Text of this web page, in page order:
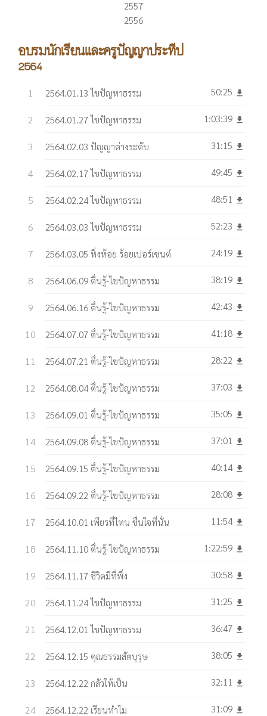
2557
2556
อบรมนักเรียนและครูปัญญาประทีป
2564
2564.01.13 ไขปัญหาธรรม 50:25 get_app
2564.01.27 ไขปัญหาธรรม 1:03:39 get_app
2564.02.03 ปัญญาต่างระดับ 31:15 get_app
2564.02.17 ไขปัญหาธรรม 49:45 get_app
2564.02.24 ไขปัญหาธรรม 48:51 get_app
2564.03.03 ไขปัญหาธรรม 52:23 get_app
2564.03.05 หิ่งห้อย ร้อยเปอร์เซนต์ 24:19 get_app
2564.06.09 ตื่นรู้-ไขปัญหาธรรม 38:19 get_app
2564.06.16 ตื่นรู้-ไขปัญหาธรรม 42:43 get_app
2564.07.07 ตื่นรู้-ไขปัญหาธรรม 41:18 get_app
2564.07.21 ตื่นรู้-ไขปัญหาธรรม 28:22 get_app
2564.08.04 ตื่นรู้-ไขปัญหาธรรม 37:03 get_app
2564.09.01 ตื่นรู้-ไขปัญหาธรรม 35:05 get_app
2564.09.08 ตื่นรู้-ไขปัญหาธรรม 37:01 get_app
2564.09.15 ตื่นรู้-ไขปัญหาธรรม 40:14 get_app
2564.09.22 ตื่นรู้-ไขปัญหาธรรม 28:08 get_app
2564.10.01 เพียรที่ไหน ชื่นใจที่นั่น 11:54 get_app
2564.11.10 ตื่นรู้-ไขปัญหาธรรม 1:22:59 get_app
2564.11.17 ชีวิตมีที่พึ่ง 30:58 get_app
2564.11.24 ไขปัญหาธรรม 31:25 get_app
2564.12.01 ไขปัญหาธรรม 36:47 get_app
2564.12.15 คุณธรรมสัตบุรุษ 38:05 get_app
2564.12.22 กลัวให้เป็น 32:11 get_app
2564.12.22 เรียนทำไม 31:09 get_app